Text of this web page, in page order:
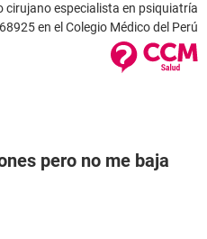
cirujano especialista en psiquiatría
en el Colegio Médico del Perú
pero no me baja